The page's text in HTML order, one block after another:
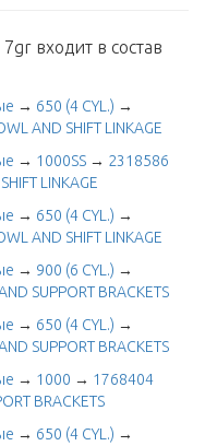
входит в состав
→ 650 (4 CYL.) →
AND SHIFT LINKAGE
→ 1000SS → 2318586
LINKAGE
→ 650 (4 CYL.) →
AND SHIFT LINKAGE
→ 900 (6 CYL.) →
SUPPORT BRACKETS
→ 650 (4 CYL.) →
SUPPORT BRACKETS
→ 1000 → 1768404
BRACKETS
→ 650 (4 CYL.) →